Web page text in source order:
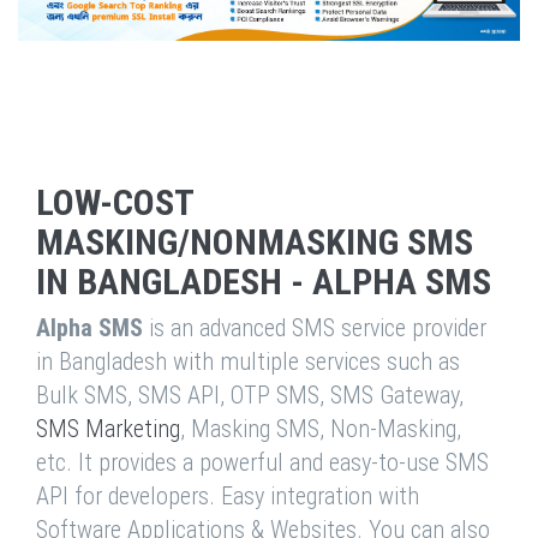
LOW-COST
MASKING/NONMASKING SMS
IN BANGLADESH - ALPHA SMS
Alpha SMS is an advanced SMS service provider
in Bangladesh with multiple services such as
Bulk SMS, SMS API, OTP SMS, SMS Gateway,
SMS Marketing, Masking SMS, Non-Masking,
etc. It provides a powerful and easy-to-use SMS
API for developers. Easy integration with
Software Applications & Websites. You can also